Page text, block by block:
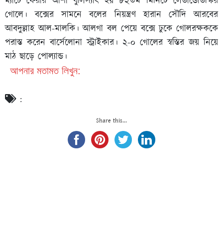
গোলে। বক্সের সামনে বলের নিয়ন্ত্রণ হারান সৌদি আরবের
আবদুল্লাহ আল-মালকি। আলগা বল পেয়ে বক্সে ঢুকে গোলরক্ষককে
পরাস্ত করেন বার্সেলোনা স্ট্রাইকার। ২-০ গোলের স্বস্তির জয় নিয়ে
মাঠ ছাড়ে পোল্যান্ড।
আপনার মতামত লিখুন:
:
Share this...